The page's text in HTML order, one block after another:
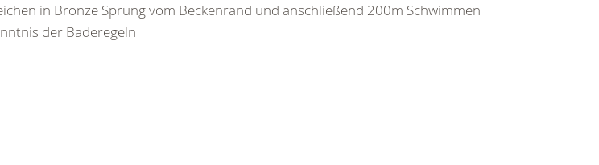
in Bronze Sprung vom Beckenrand und anschließend 200m Schwimmen
der Baderegeln